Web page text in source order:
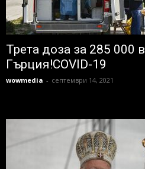
Трета доза за 285 000 в
Гърция!COVID-19
wowmedia - септември 14, 2021